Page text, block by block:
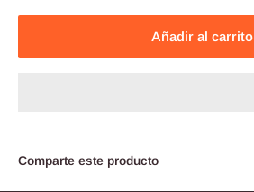
Añadir al carrito
Comparte este producto